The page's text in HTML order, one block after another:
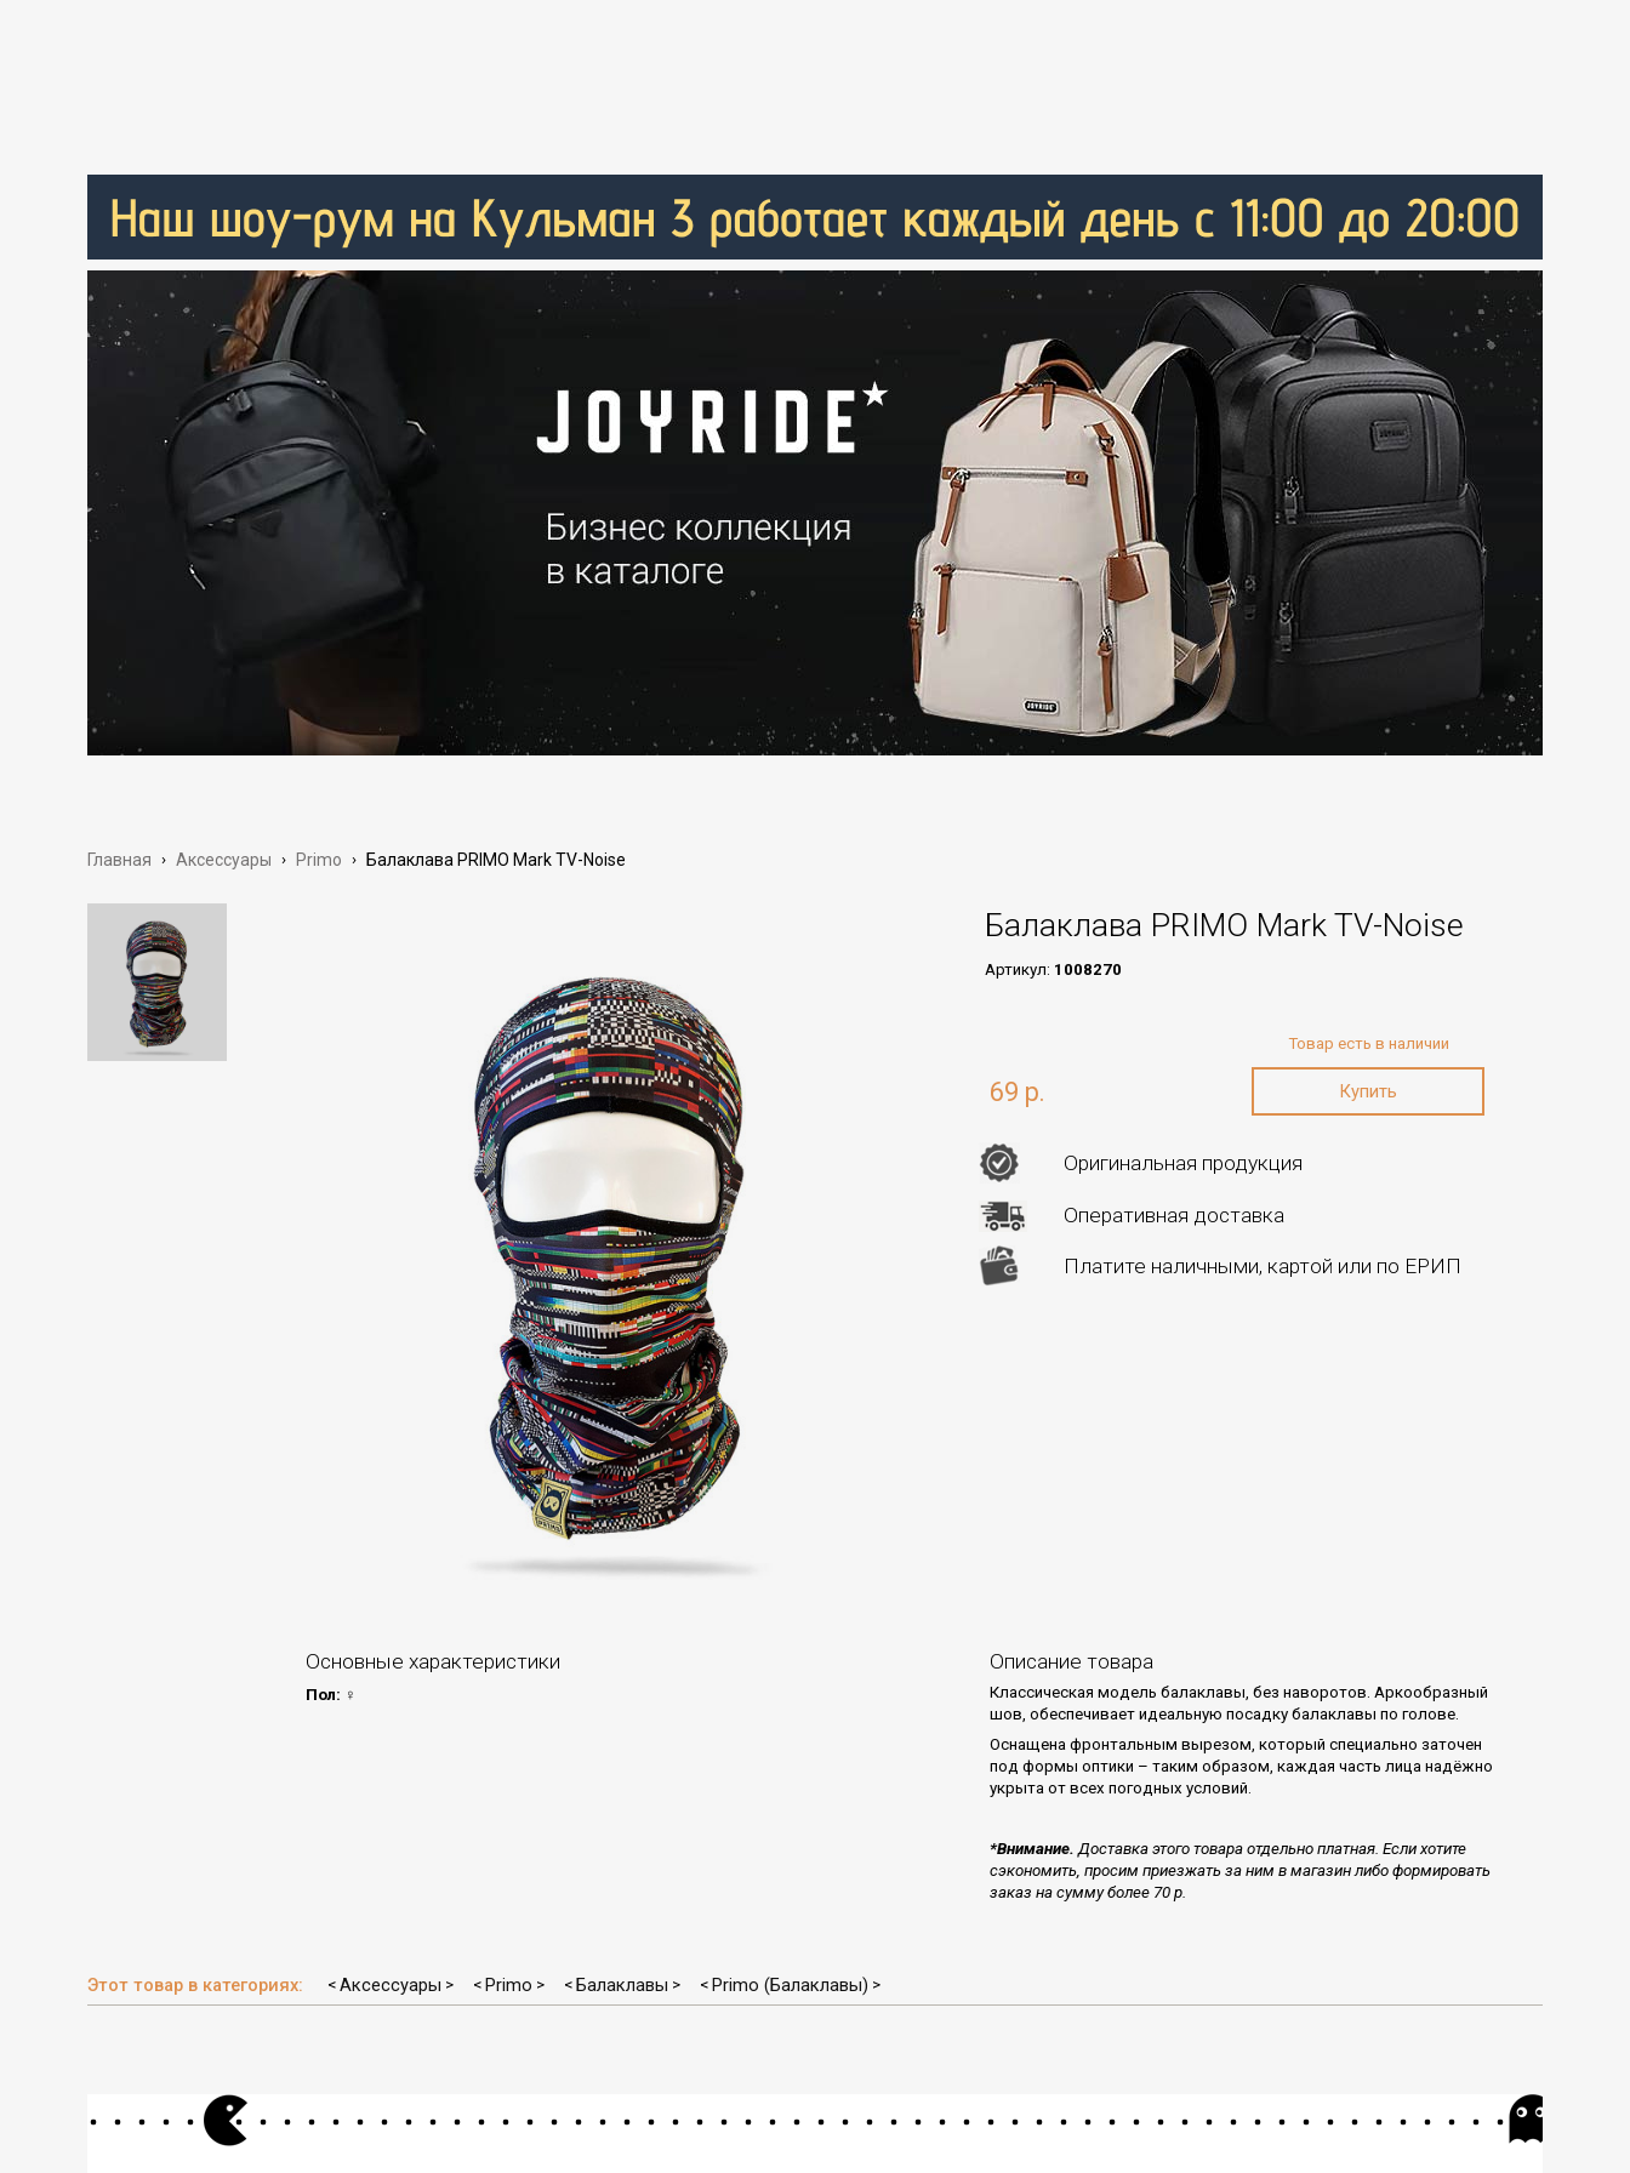
Главная › Аксессуары › Primo › Балаклава PRIMO Mark TV-Noise
Балаклава PRIMO Mark TV-Noise
Артикул: 1008270
69 р.
Товар есть в наличии
Оригинальная продукция
Оперативная доставка
Платите наличными, картой или по ЕРИП
Основные характеристики
Пол: ♀
Описание товара
Классическая модель балаклавы, без наворотов. Аркообразный
шов, обеспечивает идеальную посадку балаклавы по голове.
Оснащена фронтальным вырезом, который специально заточен
под формы оптики – таким образом, каждая часть лица надёжно
укрыта от всех погодных условий.
*Внимание. Доставка этого товара отдельно платная. Если хотите
сэкономить, просим приезжать за ним в магазин либо формировать
заказ на сумму более 70 р.
Этот товар в категориях: < Аксессуары > < Primo > < Балаклавы > < Primo (Балаклавы) >